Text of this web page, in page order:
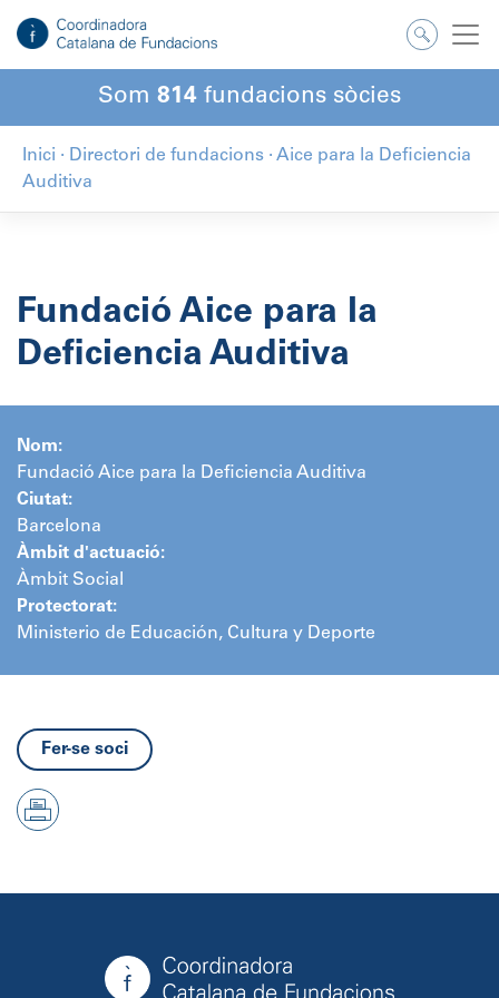
contingut
Som 814 fundacions sòcies
Inici · Directori de fundacions · Aice para la Deficiencia
Auditiva
Fundació Aice para la
Deficiencia Auditiva
Nom:
Fundació Aice para la Deficiencia Auditiva
Ciutat:
Barcelona
Àmbit d'actuació:
Àmbit Social
Protectorat:
Ministerio de Educación, Cultura y Deporte
Fer-se soci